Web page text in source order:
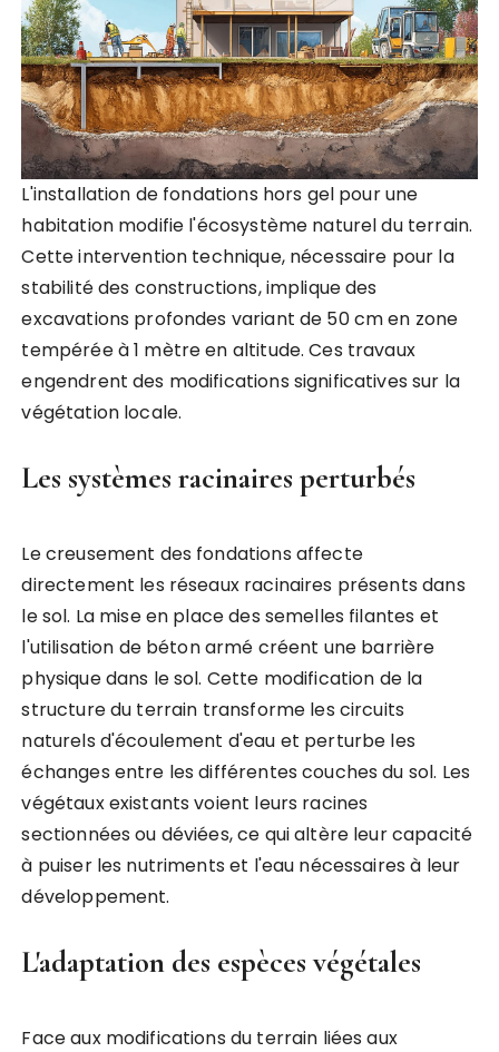
L'installation de fondations hors gel pour une
habitation modifie l'écosystème naturel du terrain.
Cette intervention technique, nécessaire pour la
stabilité des constructions, implique des
excavations profondes variant de 50 cm en zone
tempérée à 1 mètre en altitude. Ces travaux
engendrent des modifications significatives sur la
végétation locale.
Les systèmes racinaires perturbés
Le creusement des fondations affecte
directement les réseaux racinaires présents dans
le sol. La mise en place des semelles filantes et
l'utilisation de béton armé créent une barrière
physique dans le sol. Cette modification de la
structure du terrain transforme les circuits
naturels d'écoulement d'eau et perturbe les
échanges entre les différentes couches du sol. Les
végétaux existants voient leurs racines
sectionnées ou déviées, ce qui altère leur capacité
à puiser les nutriments et l'eau nécessaires à leur
développement.
L'adaptation des espèces végétales
Face aux modifications du terrain liées aux